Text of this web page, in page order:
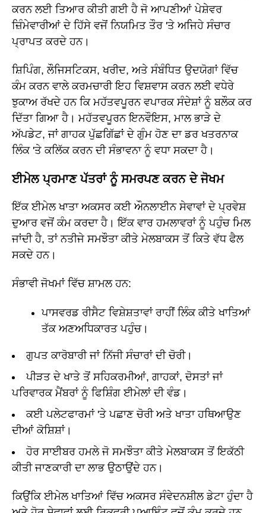
ਕਰਨ ਲਈ ਤਿਆਰ ਕੀਤੀ ਗਈ ਹੈ ਜੋ ਆਪਣੀਆਂ ਪੇਸ਼ੇਵਰ
ਜ਼ਿੰਮੇਵਾਰੀਆਂ ਦੇ ਹਿੱਸੇ ਵਜੋਂ ਨਿਯਮਿਤ ਤੌਰ 'ਤੇ ਅਜਿਹੇ ਸੰਚਾਰ
ਪ੍ਰਾਪਤ ਕਰਦੇ ਹਨ।
ਸ਼ਿਪਿੰਗ, ਲੌਜਿਸਟਿਕਸ, ਖਰੀਦ, ਅਤੇ ਸੰਬੰਧਿਤ ਉਦਯੋਗਾਂ ਵਿੱਚ
ਕੰਮ ਕਰਨ ਵਾਲੇ ਕਰਮਚਾਰੀ ਇਹ ਵਿਸ਼ਵਾਸ ਕਰਨ ਲਈ ਵਧੇਰੇ
ਝੁਕਾਅ ਰੱਖਦੇ ਹਨ ਕਿ ਮਹੱਤਵਪੂਰਨ ਵਪਾਰਕ ਸੰਦੇਸ਼ਾਂ ਨੂੰ ਬਲੌਕ ਕਰ
ਦਿੱਤਾ ਗਿਆ ਹੈ। ਮਹੱਤਵਪੂਰਨ ਇਨਵੌਇਸ, ਮਾਲ ਭਾੜੇ ਦੇ
ਅੱਪਡੇਟ, ਜਾਂ ਗਾਹਕ ਪੁੱਛਗਿੱਛਾਂ ਦੇ ਗੁੰਮ ਹੋਣ ਦਾ ਡਰ ਖਤਰਨਾਕ
ਲਿੰਕ 'ਤੇ ਕਲਿੱਕ ਕਰਨ ਦੀ ਸੰਭਾਵਨਾ ਨੂੰ ਵਧਾ ਸਕਦਾ ਹੈ।
ਈਮੇਲ ਪ੍ਰਮਾਣ ਪੱਤਰਾਂ ਨੂੰ ਸਮਰਪਣ ਕਰਨ ਦੇ ਜੋਖਮ
ਇੱਕ ਈਮੇਲ ਖਾਤਾ ਅਕਸਰ ਕਈ ਔਨਲਾਈਨ ਸੇਵਾਵਾਂ ਦੇ ਪ੍ਰਵੇਸ਼
ਦੁਆਰ ਵਜੋਂ ਕੰਮ ਕਰਦਾ ਹੈ। ਇੱਕ ਵਾਰ ਹਮਲਾਵਰਾਂ ਨੂੰ ਪਹੁੰਚ ਮਿਲ
ਜਾਂਦੀ ਹੈ, ਤਾਂ ਨਤੀਜੇ ਸਮਝੌਤਾ ਕੀਤੇ ਮੇਲਬਾਕਸ ਤੋਂ ਕਿਤੇ ਵੱਧ ਫੈਲ
ਸਕਦੇ ਹਨ।
ਸੰਭਾਵੀ ਜੋਖਮਾਂ ਵਿੱਚ ਸ਼ਾਮਲ ਹਨ:
ਪਾਸਵਰਡ ਰੀਸੈਟ ਵਿਸ਼ੇਸ਼ਤਾਵਾਂ ਰਾਹੀਂ ਲਿੰਕ ਕੀਤੇ ਖਾਤਿਆਂ
ਤੱਕ ਅਣਅਧਿਕਾਰਤ ਪਹੁੰਚ।
ਗੁਪਤ ਕਾਰੋਬਾਰੀ ਜਾਂ ਨਿੱਜੀ ਸੰਚਾਰਾਂ ਦੀ ਚੋਰੀ।
ਪੀੜਤ ਦੇ ਖਾਤੇ ਤੋਂ ਸਹਿਕਰਮੀਆਂ, ਗਾਹਕਾਂ, ਦੋਸਤਾਂ ਜਾਂ
ਪਰਿਵਾਰਕ ਮੈਂਬਰਾਂ ਨੂੰ ਫਿਸ਼ਿੰਗ ਈਮੇਲਾਂ ਦੀ ਵੰਡ।
ਕਈ ਪਲੇਟਫਾਰਮਾਂ 'ਤੇ ਪਛਾਣ ਚੋਰੀ ਅਤੇ ਖਾਤਾ ਹਥਿਆਉਣ
ਦੀਆਂ ਕੋਸ਼ਿਸ਼ਾਂ।
ਹੋਰ ਸਾਈਬਰ ਹਮਲੇ ਜੋ ਸਮਝੌਤਾ ਕੀਤੇ ਮੇਲਬਾਕਸ ਤੋਂ ਇਕੱਠੀ
ਕੀਤੀ ਜਾਣਕਾਰੀ ਦਾ ਲਾਭ ਉਠਾਉਂਦੇ ਹਨ।
ਕਿਉਂਕਿ ਈਮੇਲ ਖਾਤਿਆਂ ਵਿੱਚ ਅਕਸਰ ਸੰਵੇਦਨਸ਼ੀਲ ਡੇਟਾ ਹੁੰਦਾ ਹੈ